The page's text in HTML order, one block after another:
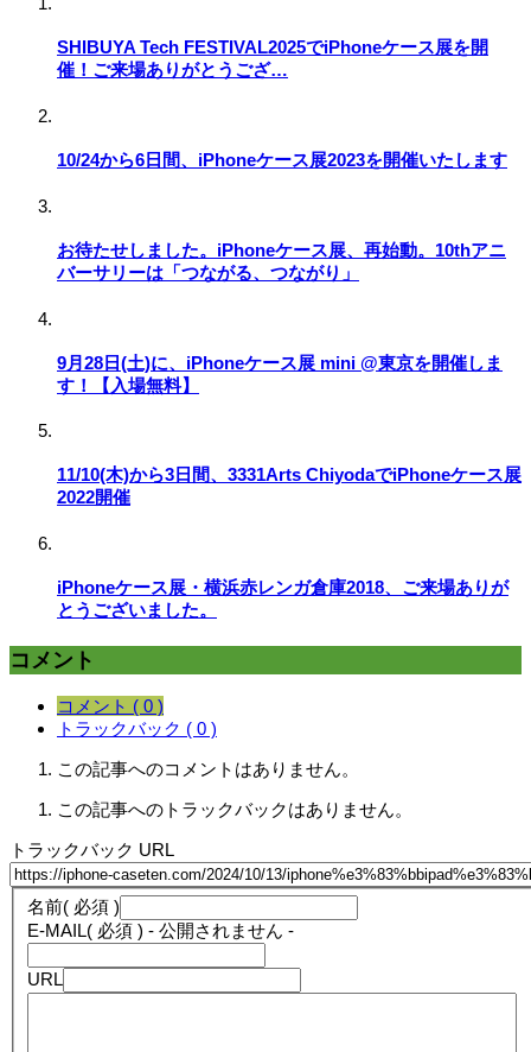
SHIBUYA Tech FESTIVAL2025でiPhoneケース展を開
催！ご来場ありがとうござ…
10/24から6日間、iPhoneケース展2023を開催いたします
お待たせしました。iPhoneケース展、再始動。10thアニ
バーサリーは「つながる、つながり」
9月28日(土)に、iPhoneケース展 mini @東京を開催しま
す！【入場無料】
11/10(木)から3日間、3331Arts ChiyodaでiPhoneケース展
2022開催
iPhoneケース展・横浜赤レンガ倉庫2018、ご来場ありが
とうございました。
コメント
コメント ( 0 )
トラックバック ( 0 )
この記事へのコメントはありません。
この記事へのトラックバックはありません。
トラックバック URL
名前( 必須 )
E-MAIL( 必須 ) - 公開されません -
URL